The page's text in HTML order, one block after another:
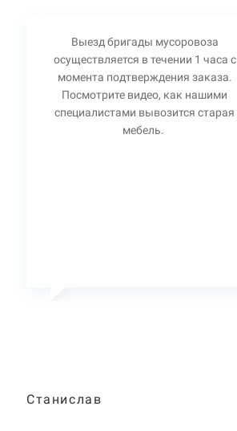
Выезд бригады мусоровоза
осуществляется в течении 1 часа с
момента подтверждения заказа.
Посмотрите видео, как нашими
специалистами вывозится старая
мебель.
Станислав